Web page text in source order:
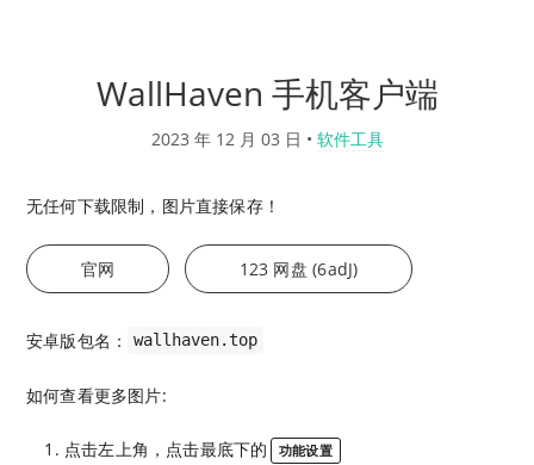
WallHaven 手机客户端
2023 年 12 月 03 日 • 软件工具
无任何下载限制，图片直接保存！
官网 123 网盘 (6adJ)
安卓版包名： wallhaven.top
如何查看更多图片:
点击左上角，点击最底下的 功能设置